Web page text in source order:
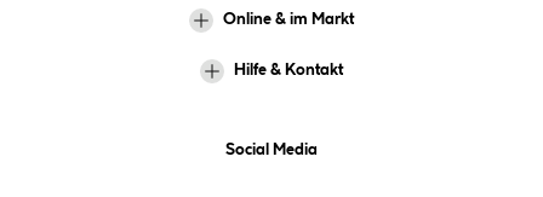
Online & im Markt
Hilfe & Kontakt
Social Media